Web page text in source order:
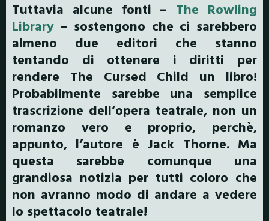
Tuttavia alcune fonti – The Rowling
Library – sostengono che ci sarebbero
almeno due editori che stanno
tentando di ottenere i diritti per
rendere The Cursed Child un libro!
Probabilmente sarebbe una semplice
trascrizione dell’opera teatrale, non un
romanzo vero e proprio, perchè,
appunto, l’autore è Jack Thorne. Ma
questa sarebbe comunque una
grandiosa notizia per tutti coloro che
non avranno modo di andare a vedere
lo spettacolo teatrale!